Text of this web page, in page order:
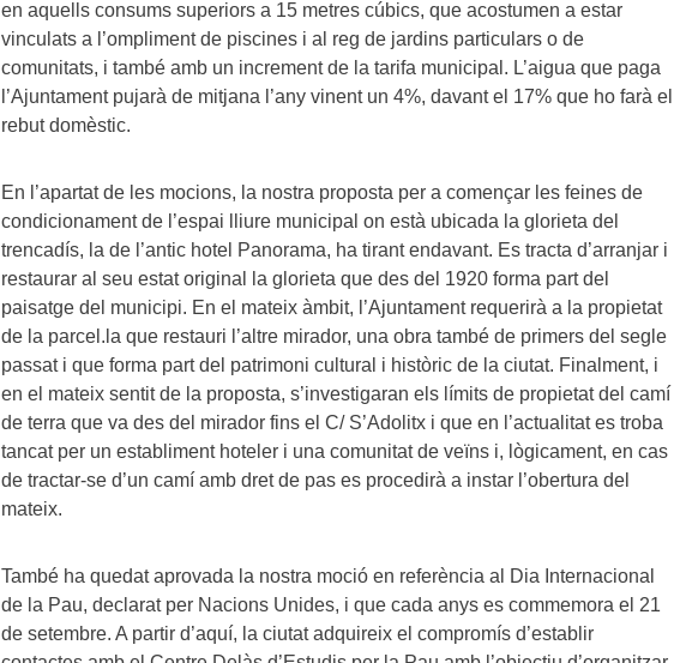
en aquells consums superiors a 15 metres cúbics, que acostumen a estar
vinculats a l’ompliment de piscines i al reg de jardins particulars o de
comunitats, i també amb un increment de la tarifa municipal. L’aigua que paga
l’Ajuntament pujarà de mitjana l’any vinent un 4%, davant el 17% que ho farà el
rebut domèstic.
En l’apartat de les mocions, la nostra proposta per a començar les feines de
condicionament de l’espai lliure municipal on està ubicada la glorieta del
trencadís, la de l’antic hotel Panorama, ha tirant endavant. Es tracta d’arranjar i
restaurar al seu estat original la glorieta que des del 1920 forma part del
paisatge del municipi. En el mateix àmbit, l’Ajuntament requerirà a la propietat
de la parcel.la que restauri l’altre mirador, una obra també de primers del segle
passat i que forma part del patrimoni cultural i històric de la ciutat. Finalment, i
en el mateix sentit de la proposta, s’investigaran els límits de propietat del camí
de terra que va des del mirador fins el C/ S’Adolitx i que en l’actualitat es troba
tancat per un establiment hoteler i una comunitat de veïns i, lògicament, en cas
de tractar-se d’un camí amb dret de pas es procedirà a instar l’obertura del
mateix.
També ha quedat aprovada la nostra moció en referència al Dia Internacional
de la Pau, declarat per Nacions Unides, i que cada anys es commemora el 21
de setembre. A partir d’aquí, la ciutat adquireix el compromís d’establir